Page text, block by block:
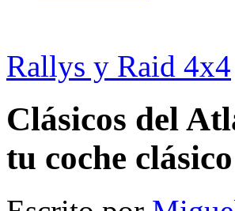
Rallys y Raid 4x4
Clásicos del
tu coche clásico